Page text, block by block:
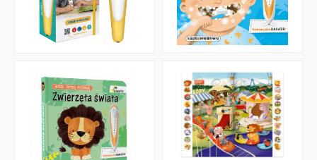
QUIZY I ŁAMIGŁÓWKI NA WAKACJE -35%
PROMOCJA ZESTAWY STARTOWE KAKADU
RELIGIJNE
PORADNIKI
DLA DZIECI